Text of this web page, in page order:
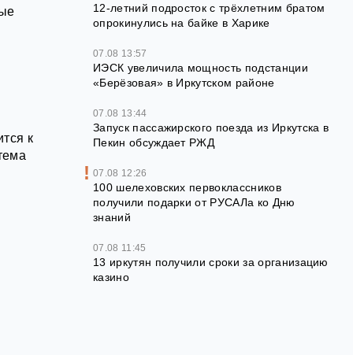
к
12‑летний подросток с трёхлетним братом
опрокинулись на байке в Харике
07.08 13:57
ИЭСК увеличила мощность подстанции
«Берёзовая» в Иркутском районе
07.08 13:44
Запуск пассажирского поезда из Иркутска в
Пекин обсуждает РЖД
07.08 12:26
100 шелеховских первоклассников
получили подарки от РУСАЛа ко Дню
знаний
07.08 11:45
13 иркутян получили сроки за организацию
казино